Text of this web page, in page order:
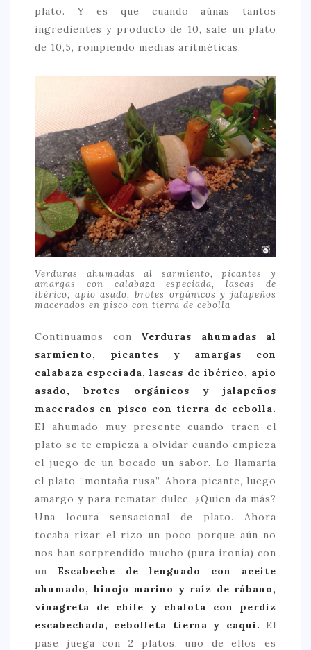
plato. Y es que cuando aúnas tantos
ingredientes y producto de 10, sale un plato
de 10,5, rompiendo medias aritméticas.
Verduras ahumadas al sarmiento, picantes y
amargas con calabaza especiada, lascas de
ibérico, apio asado, brotes orgánicos y jalapeños
macerados en pisco con tierra de cebolla
Continuamos con Verduras ahumadas al
sarmiento, picantes y amargas con
calabaza especiada, lascas de ibérico, apio
asado, brotes orgánicos y jalapeños
macerados en pisco con tierra de cebolla.
El ahumado muy presente cuando traen el
plato se te empieza a olvidar cuando empieza
el juego de un bocado un sabor. Lo llamaría
el plato “montaña rusa”. Ahora picante, luego
amargo y para rematar dulce. ¿Quien da más?
Una locura sensacional de plato. Ahora
tocaba rizar el rizo un poco porque aún no
nos han sorprendido mucho (pura ironía) con
un Escabeche de lenguado con aceite
ahumado, hinojo marino y raíz de rábano,
vinagreta de chile y chalota con perdiz
escabechada, cebolleta tierna y caqui. El
pase juega con 2 platos, uno de ellos es